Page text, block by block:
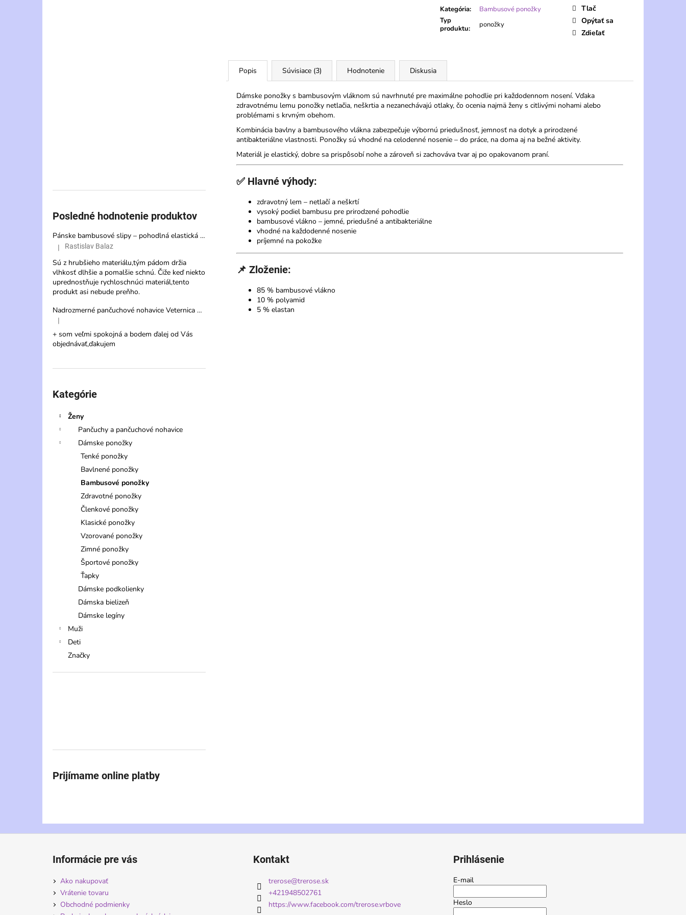
Posledné hodnotenie produktov
Pánske bambusové slipy – pohodlná elastická spodná bielizeň s vysokou savosťou
Hodnotenie produktu je 3 z 5 hviezdičiek.
| Rastislav Balaz
Sú z hrubšieho materiálu,tým pádom držia
vlhkosť dlhšie a pomalšie schnú. Čiže keď niekto
uprednostňuje rychloschnúci materiál,tento
produkt asi nebude preňho.
Nadrozmerné pančuchové nohavice Veternica 20 DEN s veľkým klinom
Hodnotenie produktu je 5 z 5 hviezdičiek.
|
+ som veľmi spokojná a bodem ďalej od Vás
objednávať,ďakujem
kategórie
Kategórie
Ženy
Pančuchy a pančuchové nohavice
Dámske ponožky
Tenké ponožky
Bavlnené ponožky
Bambusové ponožky
Zdravotné ponožky
Členkové ponožky
Klasické ponožky
Vzorované ponožky
Zimné ponožky
Športové ponožky
Ťapky
Dámske podkolienky
Dámska bielizeň
Dámske legíny
Muži
Deti
Značky
Prijímame online platby
Kategória:
Bambusové ponožky
Typ
produktu: ponožky
Tlač
Opýtať sa
Zdieľať
Popis Súvisiace (3) Hodnotenie Diskusia
Dámske ponožky s bambusovým vláknom sú navrhnuté pre maximálne pohodlie pri každodennom nosení. Vďaka
zdravotnému lemu ponožky netlačia, neškrtia a nezanechávajú otlaky, čo ocenia najmä ženy s citlivými nohami alebo
problémami s krvným obehom.
Kombinácia bavlny a bambusového vlákna zabezpečuje výbornú priedušnosť, jemnosť na dotyk a prirodzené
antibakteriálne vlastnosti. Ponožky sú vhodné na celodenné nosenie – do práce, na doma aj na bežné aktivity.
Materiál je elastický, dobre sa prispôsobí nohe a zároveň si zachováva tvar aj po opakovanom praní.
✅ Hlavné výhody:
zdravotný lem – netlačí a neškrtí
vysoký podiel bambusu pre prirodzené pohodlie
bambusové vlákno – jemné, priedušné a antibakteriálne
vhodné na každodenné nosenie
príjemné na pokožke
📌 Zloženie:
85 % bambusové vlákno
10 % polyamid
5 % elastan
Informácie pre vás
Ako nakupovať
Vrátenie tovaru
Obchodné podmienky
Kontakt
trerose@trerose.sk
+421948502761
https://www.facebook.com/trerose.vrbove
Prihlásenie
E-mail
Heslo